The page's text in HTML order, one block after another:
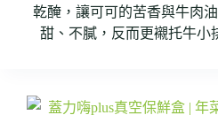
乾醃，讓可可的苦香與牛肉
甜、不膩，反而更襯托牛小